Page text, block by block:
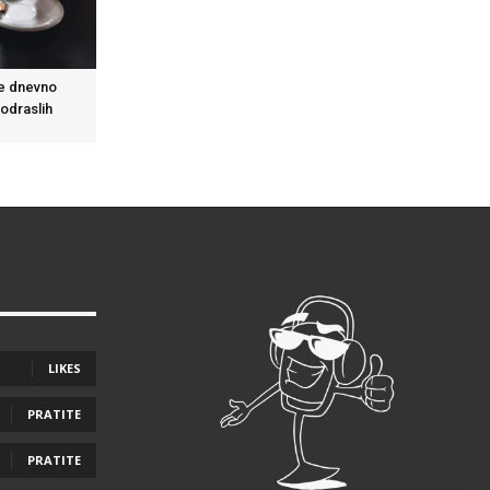
dnevno
LIKES
PRATITE
PRATITE